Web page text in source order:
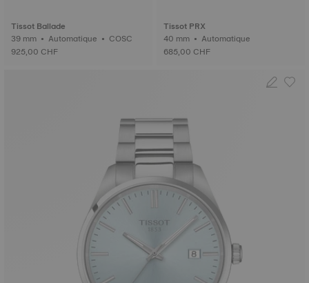
Tissot Ballade
39 mm • Automatique • COSC
925,00 CHF
Tissot PRX
40 mm • Automatique
685,00 CHF